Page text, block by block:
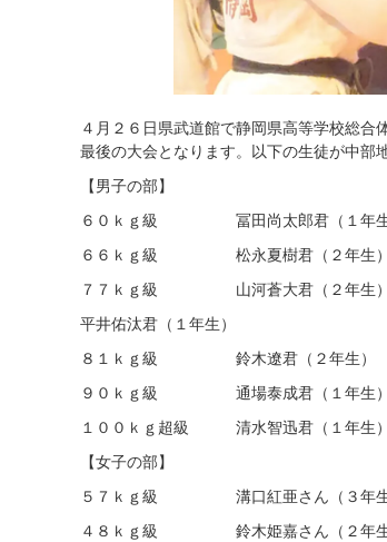
４月２６日県武道館で静岡県高等学校総
最後の大会となります。以下の生徒が中部
【男子の部】
６０ｋｇ級 冨田尚太郎君（１年生
６６ｋｇ級 松永夏樹君（２年生）
７７ｋｇ級 山河蒼大君（２年生）
平井佑汰君（１年生）
８１ｋｇ級 鈴木遼君（２年生）
９０ｋｇ級 通場泰成君（１年生
１００ｋｇ超級 清水智迅君（１年生
【女子の部】
５７ｋｇ級 溝口紅亜さん（３年
４８ｋｇ級 鈴木姫嘉さん（２年生